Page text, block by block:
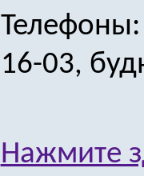
16-03,
Нажмите